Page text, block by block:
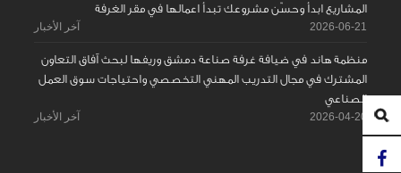
المشاريع ابدأ وحسّن مشروعك تبدأ اعمالها في مقر الغرفة
2026-06-21 آخر الأخبار
منظمة هاند في ضيافة غرفة صناعة دمشق وريفها لبحث آفاق التعاون
المشترك في مجال التدريب المهني التخصصي واحتياجات سوق العمل
الصناعي
2026-04-20 آخر الأخبار